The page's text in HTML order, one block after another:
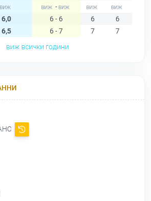
-
6,0 6 - 6 6 6
6,5 6 - 7 7 7
виж всички години